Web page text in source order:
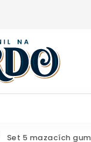
Set 5 mazacích gum